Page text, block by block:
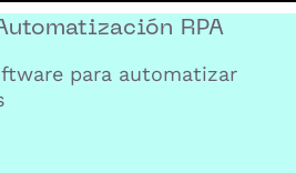
RPA
para automatizar